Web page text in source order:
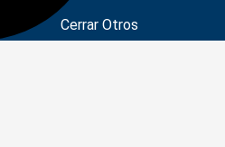
Cerrar Otros